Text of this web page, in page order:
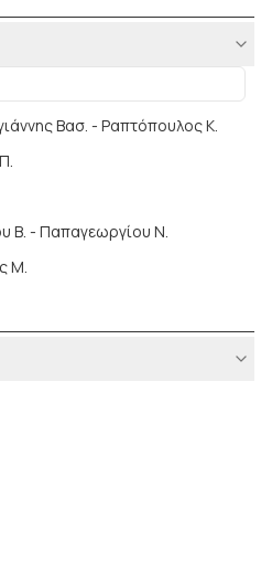
Βασ. - Ραπτόπουλος Κ.
Β. - Παπαγεωργίου Ν.
Μ.
Ν.
Ηλιάνα
B.